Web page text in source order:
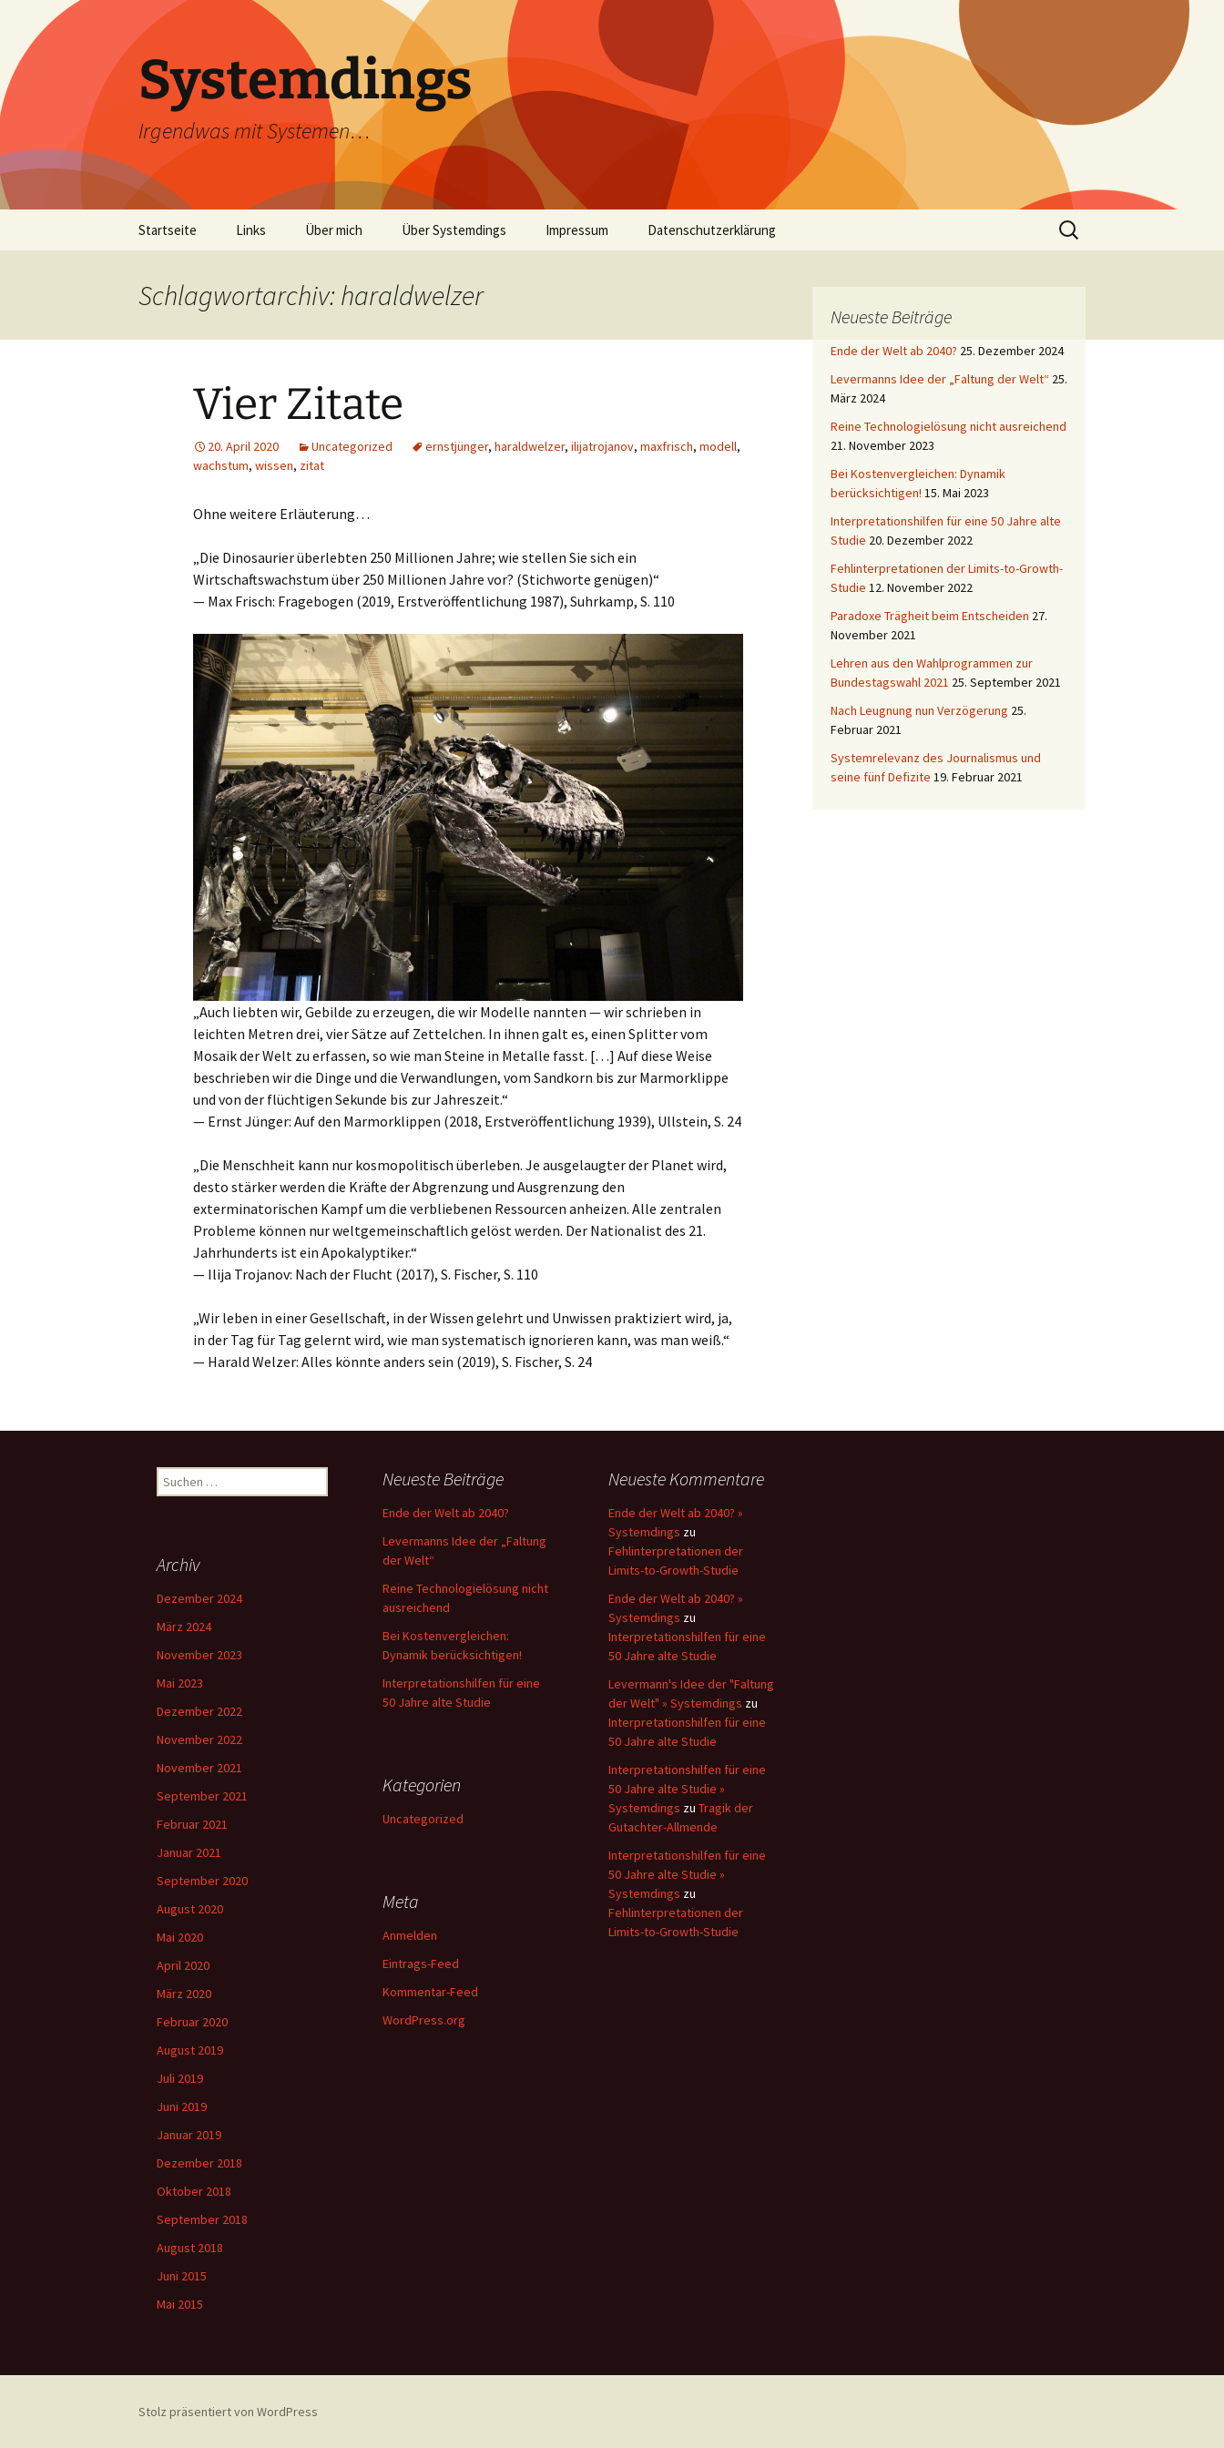
Inhalt
springen
Systemdings
Irgendwas mit Systemen…
Startseite Links Über mich Über Systemdings Impressum Datenschutzerklärung
Suchen
nach:
Schlagwortarchiv: haraldwelzer
Vier Zitate
20. April 2020 Uncategorized ernstjünger, haraldwelzer, ilijatrojanov, maxfrisch, modell,
wachstum, wissen, zitat
Ohne weitere Erläuterung…
„Die Dinosaurier überlebten 250 Millionen Jahre; wie stellen Sie sich ein
Wirtschaftswachstum über 250 Millionen Jahre vor? (Stichworte genügen)“
— Max Frisch: Fragebogen (2019, Erstveröffentlichung 1987), Suhrkamp, S. 110
„Auch liebten wir, Gebilde zu erzeugen, die wir Modelle nannten — wir schrieben in
leichten Metren drei, vier Sätze auf Zettelchen. In ihnen galt es, einen Splitter vom
Mosaik der Welt zu erfassen, so wie man Steine in Metalle fasst. […] Auf diese Weise
beschrieben wir die Dinge und die Verwandlungen, vom Sandkorn bis zur Marmorklippe
und von der flüchtigen Sekunde bis zur Jahreszeit.“
— Ernst Jünger: Auf den Marmorklippen (2018, Erstveröffentlichung 1939), Ullstein, S. 24
„Die Menschheit kann nur kosmopolitisch überleben. Je ausgelaugter der Planet wird,
desto stärker werden die Kräfte der Abgrenzung und Ausgrenzung den
exterminatorischen Kampf um die verbliebenen Ressourcen anheizen. Alle zentralen
Probleme können nur weltgemeinschaftlich gelöst werden. Der Nationalist des 21.
Jahrhunderts ist ein Apokalyptiker.“
— Ilija Trojanov: Nach der Flucht (2017), S. Fischer, S. 110
„Wir leben in einer Gesellschaft, in der Wissen gelehrt und Unwissen praktiziert wird, ja,
in der Tag für Tag gelernt wird, wie man systematisch ignorieren kann, was man weiß.“
— Harald Welzer: Alles könnte anders sein (2019), S. Fischer, S. 24
Neueste Beiträge
Ende der Welt ab 2040? 25. Dezember 2024
Levermanns Idee der „Faltung der Welt“ 25.
März 2024
Reine Technologielösung nicht ausreichend
21. November 2023
Bei Kostenvergleichen: Dynamik
berücksichtigen! 15. Mai 2023
Interpretationshilfen für eine 50 Jahre alte
Studie 20. Dezember 2022
Fehlinterpretationen der Limits-to-Growth-
Studie 12. November 2022
Paradoxe Trägheit beim Entscheiden 27.
November 2021
Lehren aus den Wahlprogrammen zur
Bundestagswahl 2021 25. September 2021
Nach Leugnung nun Verzögerung 25.
Februar 2021
Systemrelevanz des Journalismus und
seine fünf Defizite 19. Februar 2021
Suchen
nach:
Neueste Beiträge
Ende der Welt ab 2040?
Levermanns Idee der „Faltung
der Welt“
Reine Technologielösung nicht
ausreichend
Bei Kostenvergleichen:
Dynamik berücksichtigen!
Interpretationshilfen für eine
50 Jahre alte Studie
Neueste Kommentare
Ende der Welt ab 2040? »
Systemdings zu
Fehlinterpretationen der
Limits-to-Growth-Studie
Ende der Welt ab 2040? »
Systemdings zu
Interpretationshilfen für eine
50 Jahre alte Studie
Levermann's Idee der "Faltung
der Welt" » Systemdings zu
Interpretationshilfen für eine
50 Jahre alte Studie
Interpretationshilfen für eine
50 Jahre alte Studie »
Systemdings zu Tragik der
Gutachter-Allmende
Interpretationshilfen für eine
50 Jahre alte Studie »
Systemdings zu
Fehlinterpretationen der
Limits-to-Growth-Studie
Archiv
Dezember 2024
März 2024
November 2023
Mai 2023
Dezember 2022
November 2022
November 2021
September 2021
Februar 2021
Januar 2021
September 2020
August 2020
Mai 2020
April 2020
März 2020
Februar 2020
August 2019
Juli 2019
Juni 2019
Januar 2019
Dezember 2018
Oktober 2018
September 2018
August 2018
Juni 2015
Mai 2015
Kategorien
Uncategorized
Meta
Anmelden
Eintrags-Feed
Kommentar-Feed
WordPress.org
Stolz präsentiert von WordPress